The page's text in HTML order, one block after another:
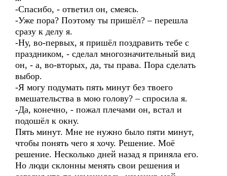
-Спасибо, - ответил он, смеясь.
-Уже пора? Поэтому ты пришёл? – перешла
сразу к делу я.
-Ну, во-первых, я пришёл поздравить тебе с
праздником, - сделал многозначительный вид
он, - а, во-вторых, да, ты права. Пора сделать
выбор.
-Я могу подумать пять минут без твоего
вмешательства в мою голову? – спросила я.
-Да, конечно, - пожал плечами он, встал и
подошёл к окну.
Пять минут. Мне не нужно было пяти минут,
чтобы понять чего я хочу. Решение. Моё
решение. Несколько дней назад я приняла его.
Но люди склонны менять свои решения и